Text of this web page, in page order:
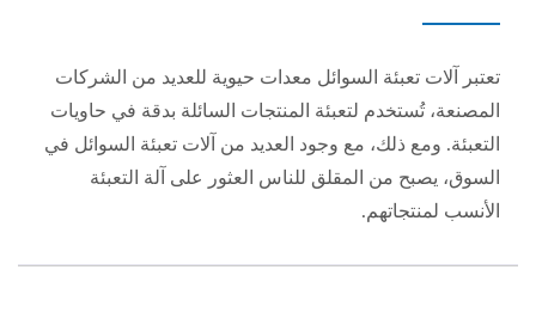
تعتبر آلات تعبئة السوائل معدات حيوية للعديد من الشركات
المصنعة، تُستخدم لتعبئة المنتجات السائلة بدقة في حاويات
التعبئة. ومع ذلك، مع وجود العديد من آلات تعبئة السوائل في
السوق، يصبح من المقلق للناس العثور على آلة التعبئة
الأنسب لمنتجاتهم.